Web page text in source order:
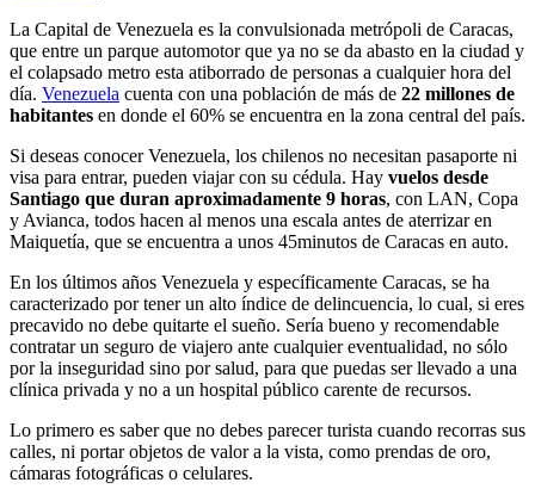
La Capital de Venezuela es la convulsionada metrópoli de Caracas,
que entre un parque automotor que ya no se da abasto en la ciudad y
el colapsado metro esta atiborrado de personas a cualquier hora del
día. Venezuela cuenta con una población de más de 22 millones de
habitantes en donde el 60% se encuentra en la zona central del país.
Si deseas conocer Venezuela, los chilenos no necesitan pasaporte ni
visa para entrar, pueden viajar con su cédula. Hay vuelos desde
Santiago que duran aproximadamente 9 horas, con LAN, Copa
y Avianca, todos hacen al menos una escala antes de aterrizar en
Maiquetía, que se encuentra a unos 45minutos de Caracas en auto.
En los últimos años Venezuela y específicamente Caracas, se ha
caracterizado por tener un alto índice de delincuencia, lo cual, si eres
precavido no debe quitarte el sueño. Sería bueno y recomendable
contratar un seguro de viajero ante cualquier eventualidad, no sólo
por la inseguridad sino por salud, para que puedas ser llevado a una
clínica privada y no a un hospital público carente de recursos.
Lo primero es saber que no debes parecer turista cuando recorras sus
calles, ni portar objetos de valor a la vista, como prendas de oro,
cámaras fotográficas o celulares.